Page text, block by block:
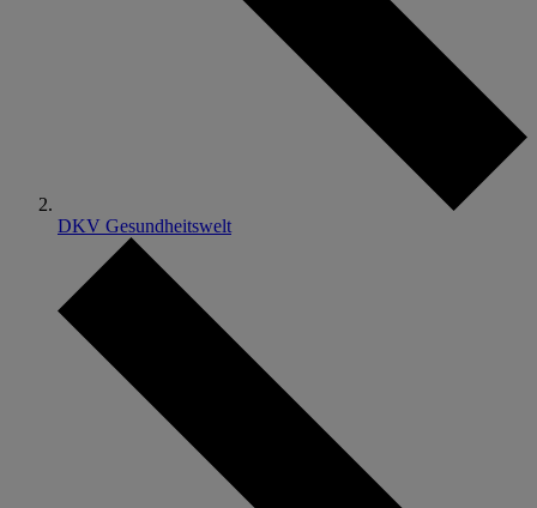
DKV Gesundheitswelt